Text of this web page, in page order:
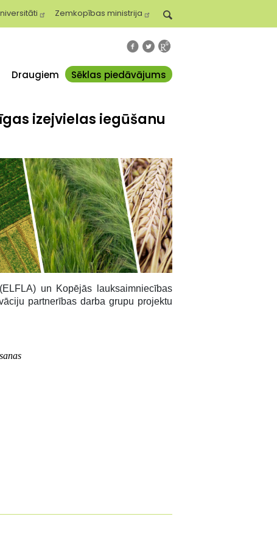
Zemkopības ministrija
Draugiem Sēklas piedāvājums
izejvielas iegūšanu
un Kopējās lauksaimniecības
partnerības darba grupu projektu